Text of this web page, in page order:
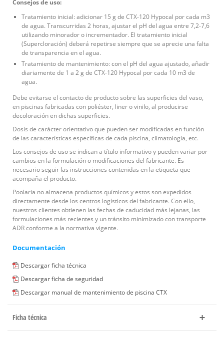
Consejos de uso:
Tratamiento inicial: adicionar 15 g de CTX-120 Hypocal por cada m3
de agua. Transcurridas 2 horas, ajustar el pH del agua entre 7,2-7,6
utilizando minorador o incrementador. El tratamiento inicial
(Supercloración) deberá repetirse siempre que se aprecie una falta
de transparencia en el agua.
Tratamiento de mantenimiento: con el pH del agua ajustado, añadir
diariamente de 1 a 2 g de CTX-120 Hypocal por cada 10 m3 de
agua.
Debe evitarse el contacto de producto sobre las superficies del vaso,
en piscinas fabricadas con poliéster, liner o vinilo, al producirse
decoloración en dichas superficies.
Dosis de carácter orientativo que pueden ser modificadas en función
de las características específicas de cada piscina, climatología, etc.
Los consejos de uso se indican a título informativo y pueden variar por
cambios en la formulación o modificaciones del fabricante. Es
necesario seguir las instrucciones contenidas en la etiqueta que
acompaña el producto.
Poolaria no almacena productos químicos y estos son expedidos
directamente desde los centros logísticos del fabricante. Con ello,
nuestros clientes obtienen las fechas de caducidad más lejanas, las
formulaciones más recientes y un tránsito minimizado con transporte
ADR conforme a la normativa vigente.
Documentación
Descargar ficha técnica
Descargar ficha de seguridad
Descargar manual de mantenimiento de piscina CTX
Ficha técnica